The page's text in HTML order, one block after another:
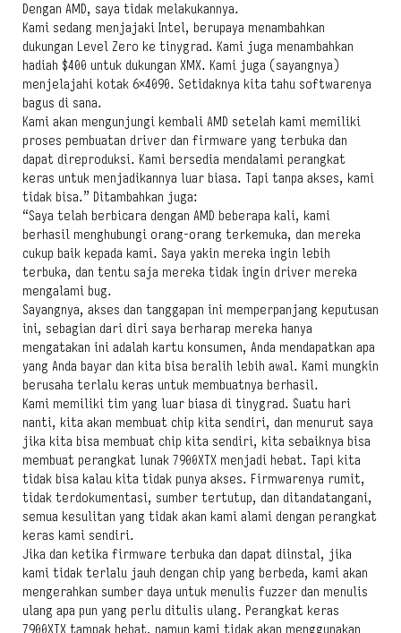
Dengan AMD, saya tidak melakukannya.
Kami sedang menjajaki Intel, berupaya menambahkan
dukungan Level Zero ke tinygrad. Kami juga menambahkan
hadiah $400 untuk dukungan XMX. Kami juga (sayangnya)
menjelajahi kotak 6×4090. Setidaknya kita tahu softwarenya
bagus di sana.
Kami akan mengunjungi kembali AMD setelah kami memiliki
proses pembuatan driver dan firmware yang terbuka dan
dapat direproduksi. Kami bersedia mendalami perangkat
keras untuk menjadikannya luar biasa. Tapi tanpa akses, kami
tidak bisa.” Ditambahkan juga:
“Saya telah berbicara dengan AMD beberapa kali, kami
berhasil menghubungi orang-orang terkemuka, dan mereka
cukup baik kepada kami. Saya yakin mereka ingin lebih
terbuka, dan tentu saja mereka tidak ingin driver mereka
mengalami bug.
Sayangnya, akses dan tanggapan ini memperpanjang keputusan
ini, sebagian dari diri saya berharap mereka hanya
mengatakan ini adalah kartu konsumen, Anda mendapatkan apa
yang Anda bayar dan kita bisa beralih lebih awal. Kami mungkin
berusaha terlalu keras untuk membuatnya berhasil.
Kami memiliki tim yang luar biasa di tinygrad. Suatu hari
nanti, kita akan membuat chip kita sendiri, dan menurut saya
jika kita bisa membuat chip kita sendiri, kita sebaiknya bisa
membuat perangkat lunak 7900XTX menjadi hebat. Tapi kita
tidak bisa kalau kita tidak punya akses. Firmwarenya rumit,
tidak terdokumentasi, sumber tertutup, dan ditandatangani,
semua kesulitan yang tidak akan kami alami dengan perangkat
keras kami sendiri.
Jika dan ketika firmware terbuka dan dapat diinstal, jika
kami tidak terlalu jauh dengan chip yang berbeda, kami akan
mengerahkan sumber daya untuk menulis fuzzer dan menulis
ulang apa pun yang perlu ditulis ulang. Perangkat keras
7900XTX tampak hebat, namun kami tidak akan menggunakan